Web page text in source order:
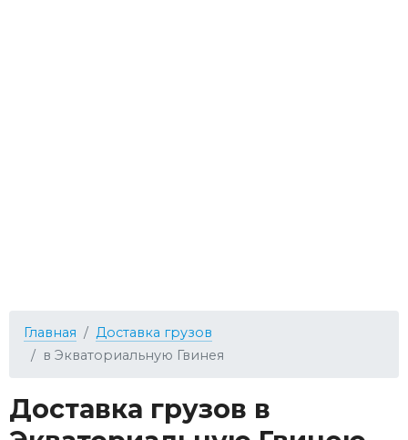
Главная
Доставка грузов
в Экваториальную Гвинея
Доставка грузов в